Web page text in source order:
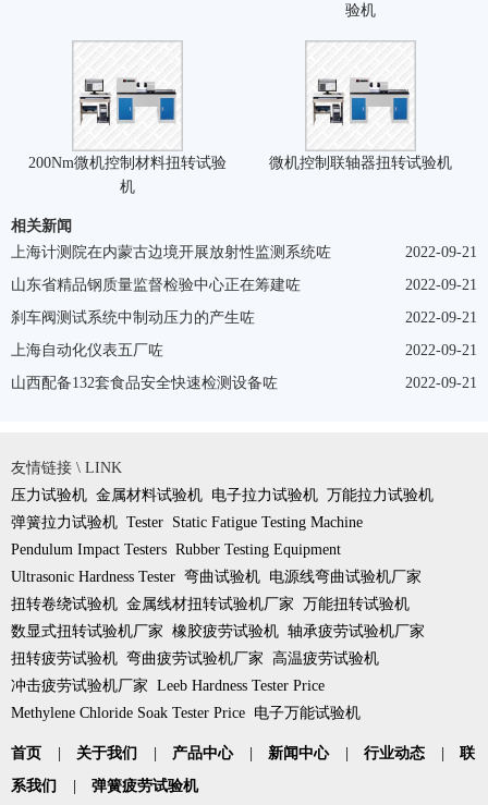
验机
200Nm微机控制材料扭转试验
机
微机控制联轴器扭转试验机
相关新闻
2022-09-21
上海计测院在内蒙古边境开展放射性监测系统咗
2022-09-21
山东省精品钢质量监督检验中心正在筹建咗
2022-09-21
刹车阀测试系统中制动压力的产生咗
2022-09-21
上海自动化仪表五厂咗
2022-09-21
山西配备132套食品安全快速检测设备咗
友情链接 \ LINK
压力试验机 金属材料试验机 电子拉力试验机 万能拉力试验机
弹簧拉力试验机 Tester Static Fatigue Testing Machine
Pendulum Impact Testers Rubber Testing Equipment
Ultrasonic Hardness Tester 弯曲试验机 电源线弯曲试验机厂家
扭转卷绕试验机 金属线材扭转试验机厂家 万能扭转试验机
数显式扭转试验机厂家 橡胶疲劳试验机 轴承疲劳试验机厂家
扭转疲劳试验机 弯曲疲劳试验机厂家 高温疲劳试验机
冲击疲劳试验机厂家 Leeb Hardness Tester Price
Methylene Chloride Soak Tester Price 电子万能试验机
首页 | 关于我们 | 产品中心 | 新闻中心 | 行业动态 |
联
系我们
| 弹簧疲劳试验机